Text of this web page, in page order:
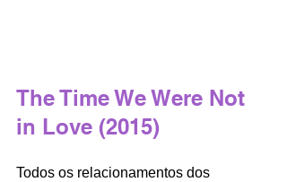
The Time We Were Not
in Love (2015)
Todos os relacionamentos dos